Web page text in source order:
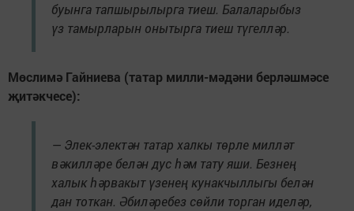
буынга тапшырылырга тиеш. Балаларыбыз
үз тамырларын онытырга тиеш түгелләр.
Мөслимә Гайниева (татар милли-мәдәни берләшмәсе
җитәкчесе):
— Элек-электән татар халкы төрле милләт
вәкилләре белән дус һәм тату яши. Безнең
халык һәрвакыт үзенең кунакчыллыгы белән
дан тоткан. Әбиләребез сөйли торган иделәр,